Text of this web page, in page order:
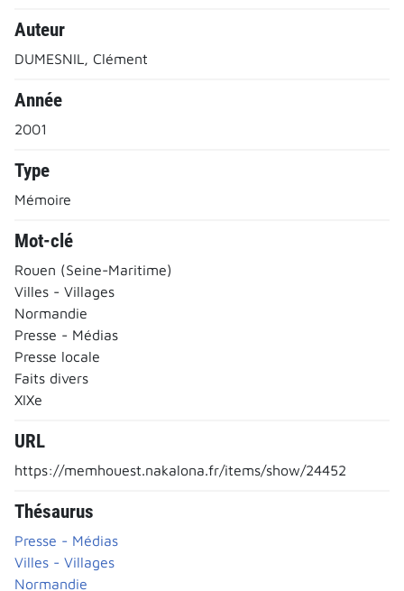
Auteur
DUMESNIL, Clément
Année
2001
Type
Mémoire
Mot-clé
Rouen (Seine-Maritime)
Villes - Villages
Normandie
Presse - Médias
Presse locale
Faits divers
XIXe
URL
https://memhouest.nakalona.fr/items/show/24452
Thésaurus
Presse - Médias
Villes - Villages
Normandie